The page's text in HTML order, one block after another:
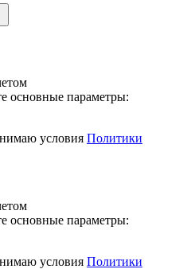
основные параметры:
условия Политики
основные параметры:
условия Политики